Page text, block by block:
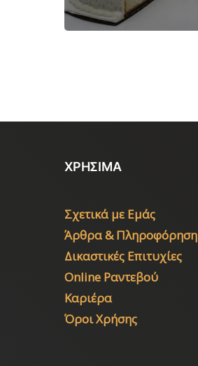
ΧΡΗΣΙΜΑ
Σχετικά με Εμάς
Άρθρα & Πληροφόρηση
Δικαστικές Επιτυχίες
Online Ραντεβού
Καριέρα
Όροι Χρήσης